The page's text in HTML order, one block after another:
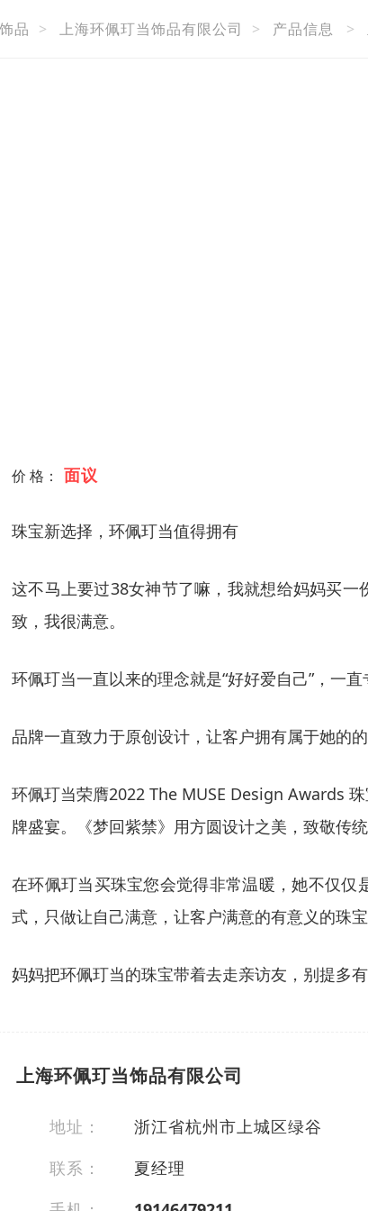
品 > 上海环佩玎当饰品有限公司 > 产品信息 >
价 格： 面议
珠宝新选择，环佩玎当值得拥有
这不马上要过38女神节了嘛，我就想给妈妈买
致，我很满意。
环佩玎当一直以来的理念就是“好好爱自己”，一
品牌一直致力于原创设计，让客户拥有属于她的
环佩玎当荣膺2022 The MUSE Design Awards
牌盛宴。《梦回紫禁》用方圆设计之美，致敬传
在环佩玎当买珠宝您会觉得非常温暖，她不仅
式，只做让自己满意，让客户满意的有意义的珠宝
妈妈把环佩玎当的珠宝带着去走亲访友，别提多
上海环佩玎当饰品有限公司
地址：
浙江省杭州市上城区绿谷
联系：
夏经理